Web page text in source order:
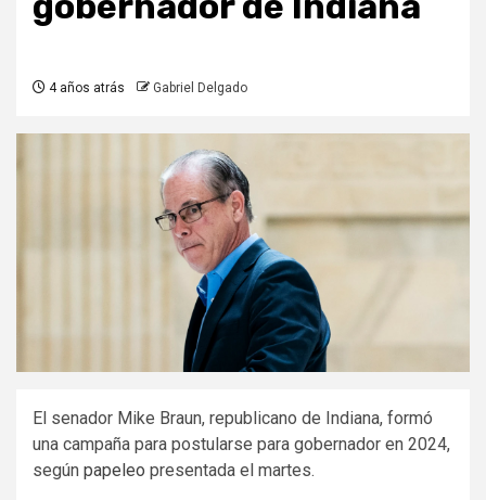
4 años atrás Gabriel Delgado
El senador Mike Braun, republicano de Indiana, formó
una campaña para postularse para gobernador en 2024,
según papeleo presentada el martes.